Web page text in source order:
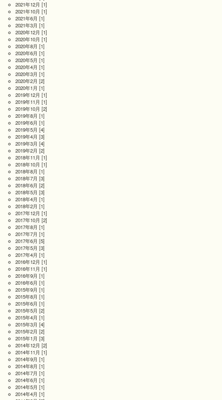
2021年12月 [1]
2021年10月 [1]
2021年6月 [1]
2021年3月 [1]
2020年12月 [1]
2020年10月 [1]
2020年8月 [1]
2020年6月 [1]
2020年5月 [1]
2020年4月 [1]
2020年3月 [1]
2020年2月 [2]
2020年1月 [1]
2019年12月 [1]
2019年11月 [1]
2019年10月 [2]
2019年8月 [1]
2019年6月 [1]
2019年5月 [4]
2019年4月 [3]
2019年3月 [4]
2019年2月 [2]
2018年11月 [1]
2018年10月 [1]
2018年8月 [1]
2018年7月 [3]
2018年6月 [2]
2018年5月 [3]
2018年4月 [1]
2018年2月 [1]
2017年12月 [1]
2017年10月 [2]
2017年8月 [1]
2017年7月 [1]
2017年6月 [5]
2017年5月 [3]
2017年4月 [1]
2016年12月 [1]
2016年11月 [1]
2016年9月 [1]
2016年6月 [1]
2015年9月 [1]
2015年8月 [1]
2015年6月 [1]
2015年5月 [2]
2015年4月 [1]
2015年3月 [4]
2015年2月 [2]
2015年1月 [3]
2014年12月 [2]
2014年11月 [1]
2014年9月 [1]
2014年8月 [1]
2014年7月 [1]
2014年6月 [1]
2014年5月 [1]
2014年4月 [1]